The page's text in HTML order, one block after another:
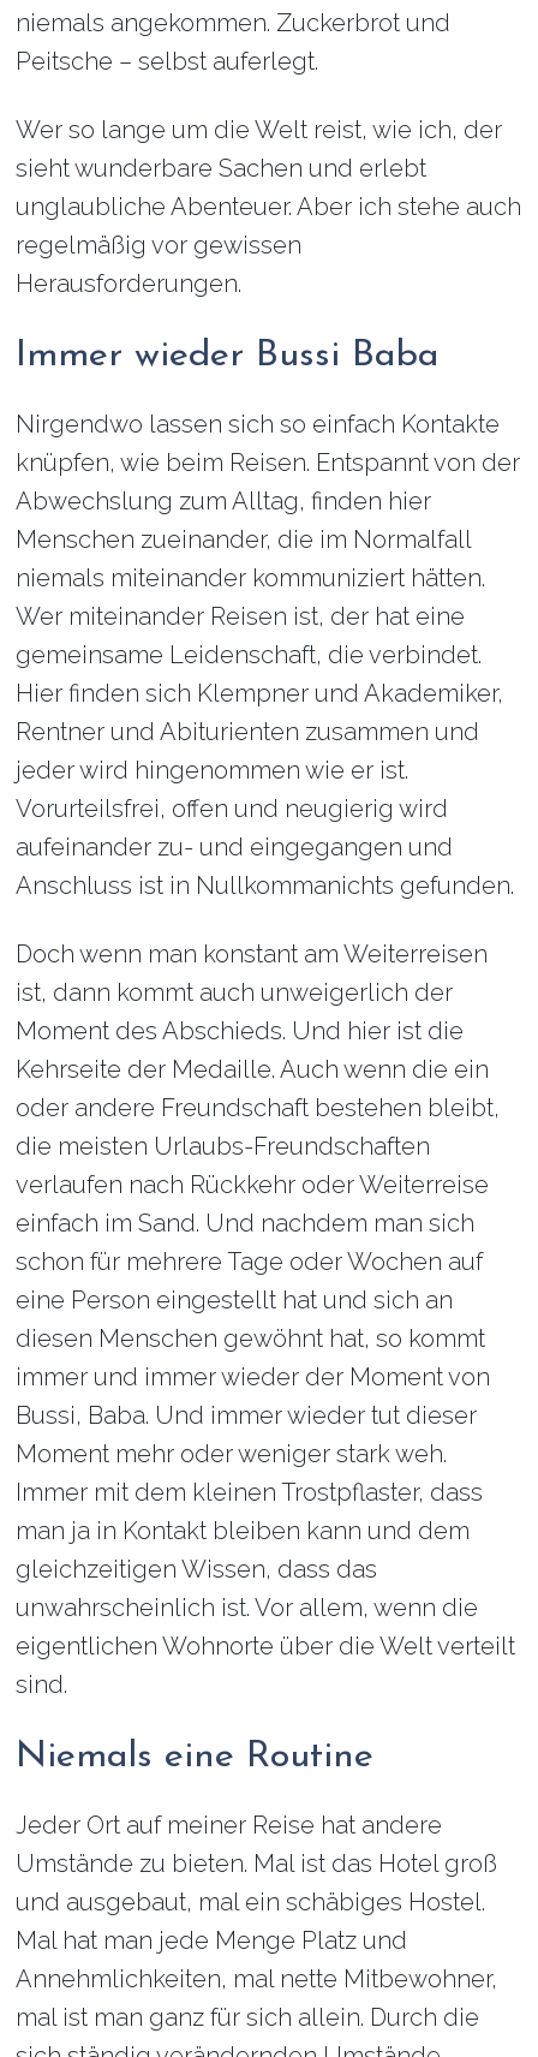
niemals angekommen. Zuckerbrot und
Peitsche – selbst auferlegt.
Wer so lange um die Welt reist, wie ich, der
sieht wunderbare Sachen und erlebt
unglaubliche Abenteuer. Aber ich stehe auch
regelmäßig vor gewissen
Herausforderungen.
Immer wieder Bussi Baba
Nirgendwo lassen sich so einfach Kontakte
knüpfen, wie beim Reisen. Entspannt von der
Abwechslung zum Alltag, finden hier
Menschen zueinander, die im Normalfall
niemals miteinander kommuniziert hätten.
Wer miteinander Reisen ist, der hat eine
gemeinsame Leidenschaft, die verbindet.
Hier finden sich Klempner und Akademiker,
Rentner und Abiturienten zusammen und
jeder wird hingenommen wie er ist.
Vorurteilsfrei, offen und neugierig wird
aufeinander zu- und eingegangen und
Anschluss ist in Nullkommanichts gefunden.
Doch wenn man konstant am Weiterreisen
ist, dann kommt auch unweigerlich der
Moment des Abschieds. Und hier ist die
Kehrseite der Medaille. Auch wenn die ein
oder andere Freundschaft bestehen bleibt,
die meisten Urlaubs-Freundschaften
verlaufen nach Rückkehr oder Weiterreise
einfach im Sand. Und nachdem man sich
schon für mehrere Tage oder Wochen auf
eine Person eingestellt hat und sich an
diesen Menschen gewöhnt hat, so kommt
immer und immer wieder der Moment von
Bussi, Baba. Und immer wieder tut dieser
Moment mehr oder weniger stark weh.
Immer mit dem kleinen Trostpflaster, dass
man ja in Kontakt bleiben kann und dem
gleichzeitigen Wissen, dass das
unwahrscheinlich ist. Vor allem, wenn die
eigentlichen Wohnorte über die Welt verteilt
sind.
Niemals eine Routine
Jeder Ort auf meiner Reise hat andere
Umstände zu bieten. Mal ist das Hotel groß
und ausgebaut, mal ein schäbiges Hostel.
Mal hat man jede Menge Platz und
Annehmlichkeiten, mal nette Mitbewohner,
mal ist man ganz für sich allein. Durch die